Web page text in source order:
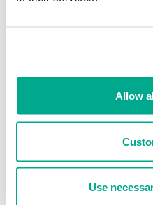
Allow
Use